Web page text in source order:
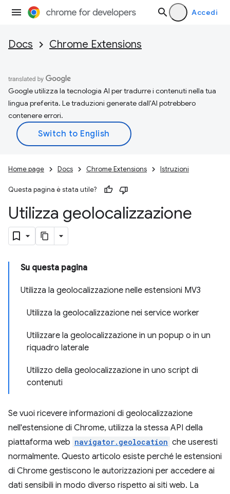
Accedi
Docs Chrome Extensions
Google utilizza la tecnologia AI per tradurre i contenuti nella tua
lingua preferita. Le traduzioni generate dall'AI potrebbero
contenere errori.
Home page Docs Chrome Extensions Istruzioni
Questa pagina è stata utile?
Utilizza geolocalizzazione
Su questa pagina
Utilizza la geolocalizzazione nelle estensioni MV3
Utilizza la geolocalizzazione nei service worker
Utilizzare la geolocalizzazione in un popup o in un
riquadro laterale
Utilizzo della geolocalizzazione in uno script di
contenuti
Se vuoi ricevere informazioni di geolocalizzazione
nell'estensione di Chrome, utilizza la stessa API della
piattaforma web navigator.geolocation che useresti
normalmente. Questo articolo esiste perché le estensioni
di Chrome gestiscono le autorizzazioni per accedere ai
dati sensibili in modo diverso rispetto ai siti web. La